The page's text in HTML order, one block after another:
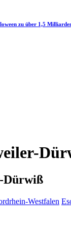
zu über 1,5
Dürwiß
Westfalen